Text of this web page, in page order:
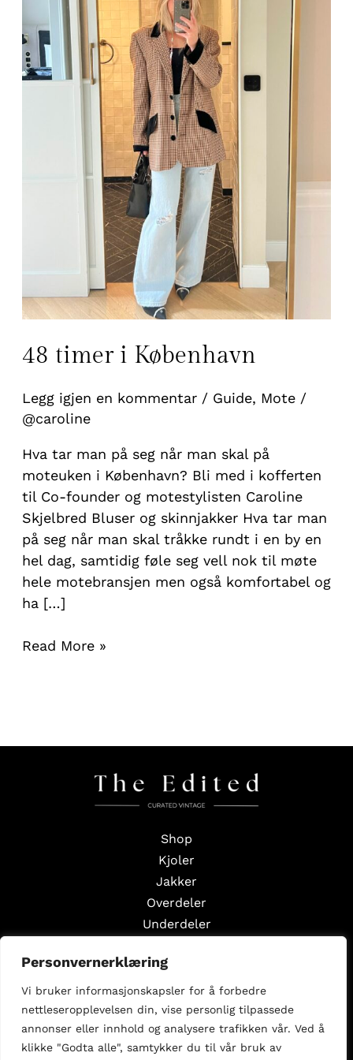
Personvernerklæring
Vi bruker informasjonskapsler for å forbedre
nettleseropplevelsen din, vise personlig tilpassede
annonser eller innhold og analysere trafikken vår. Ved å
klikke "Godta alle", samtykker du til vår bruk av
48 timer i København
Legg igjen en kommentar / Guide, Mote/
@caroline
Hva tar man på seg når man skal på
moteuken i København? Bli med i kofferten
til Co-founder og motestylisten Caroline
Skjelbred Bluser og skinnjakker Hva tar man
på seg når man skal tråkke rundt i en by en
hel dag, samtidig føle seg vell nok til møte
hele motebransjen men også komfortabel og
ha […]
Read More »
Shop
Kjoler
Jakker
Overdeler
Underdeler
Styling Edits
Guide Edits
Inspirasjon
Om oss
Selg med oss